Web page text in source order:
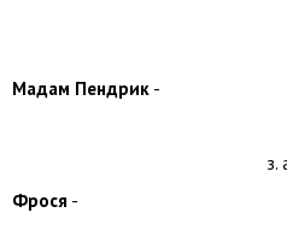
Мадам Пендрик -
з.
Фрося -